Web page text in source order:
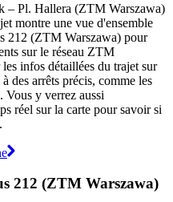
– Pl. Hallera (ZTM Warszawa)
montre une vue d'ensemble
212 (ZTM Warszawa) pour
sur le réseau ZTM
infos détaillées du trajet sur
des arrêts précis, comme les
Vous y verrez aussi
réel sur la carte pour savoir si
212 (ZTM Warszawa)